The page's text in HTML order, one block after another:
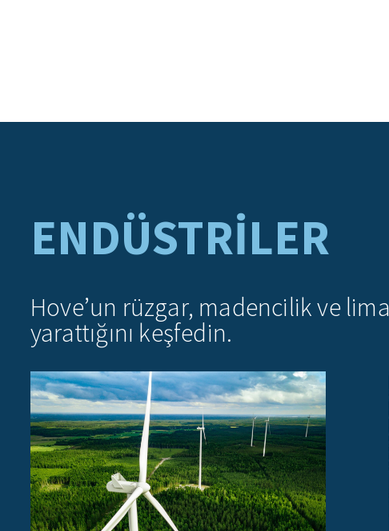
ENDÜSTRILER
Hove’un rüzgar, madencilik ve
yarattığını keşfedin.